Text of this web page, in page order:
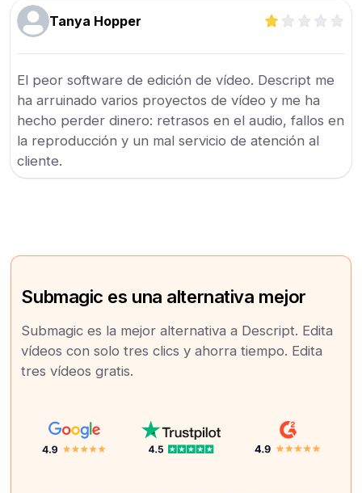
Tanya Hopper
El peor software de edición de vídeo. Descript me
ha arruinado varios proyectos de vídeo y me ha
hecho perder dinero: retrasos en el audio, fallos en
la reproducción y un mal servicio de atención al
cliente.
Submagic es una alternativa mejor
Submagic es la mejor alternativa a Descript. Edita
vídeos con solo tres clics y ahorra tiempo. Edita
tres vídeos gratis.